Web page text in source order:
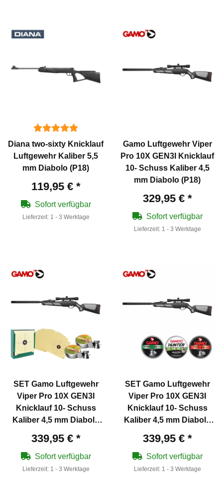
Diana two-sixty Knicklauf
Luftgewehr Kaliber 5,5
mm Diabolo (P18)
119,95 € *
Sofort verfügbar
Lieferzeit: 1 - 3 Werktage
Gamo Luftgewehr Viper
Pro 10X GEN3I Knicklauf
10- Schuss Kaliber 4,5
mm Diabolo (P18)
329,95 € *
Sofort verfügbar
Lieferzeit: 1 - 3 Werktage
SET Gamo Luftgewehr
Viper Pro 10X GEN3I
Knicklauf 10- Schuss
Kaliber 4,5 mm Diabolo
339,95 € *
Sofort verfügbar
Lieferzeit: 1 - 3 Werktage
SET Gamo Luftgewehr
Viper Pro 10X GEN3I
Knicklauf 10- Schuss
Kaliber 4,5 mm Diabolo
339,95 € *
Sofort verfügbar
Lieferzeit: 1 - 3 Werktage